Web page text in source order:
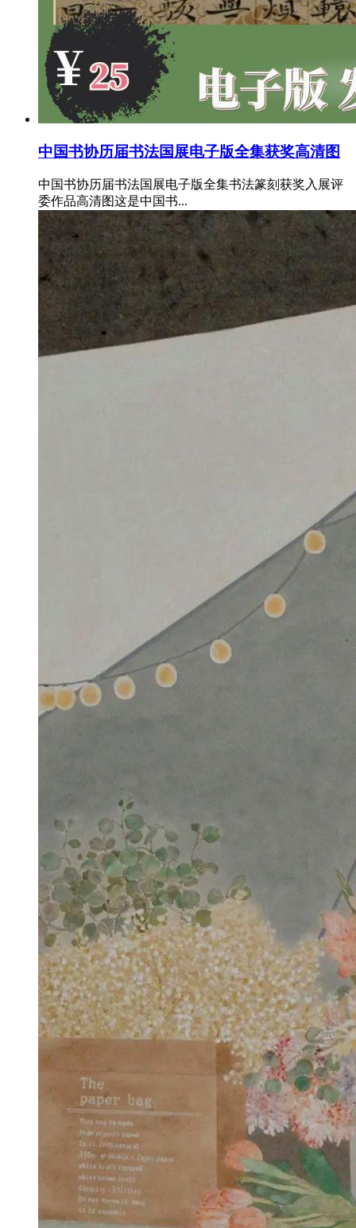
中国书协历届书法国展电子版全集获奖高清图
中国书协历届书法国展电子版全集书法篆刻获奖入展评
委作品高清图这是中国书...